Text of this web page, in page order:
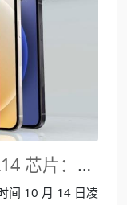
苹果 iPhone 12 5G 搭载 A14 芯片：采用直面边框设计，五款颜色
间 10 月 14 日凌